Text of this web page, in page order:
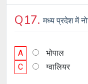
Q17.मध्य प्रदेश में
A भोपाल
C
ग्वालियर